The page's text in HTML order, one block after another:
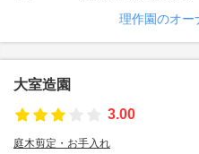
理作園のオー
大室造園
3.00
庭木剪定・お手入れ